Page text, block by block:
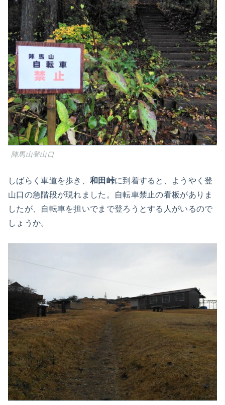
陣馬山登山口
しばらく車道を歩き、 和田峠に到着すると、ようやく登
山口の急階段が現れました。自転車禁止の看板がありま
したが、自転車を担いでまで登ろうとする人がいるので
しょうか。